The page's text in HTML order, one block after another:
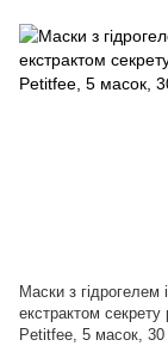
Маски з гідрогелем і
екстрактом секрету
Petitfee, 5 масок, 30